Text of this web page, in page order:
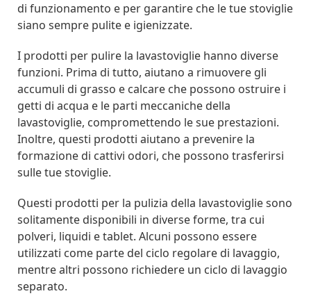
di funzionamento e per garantire che le tue stoviglie
siano sempre pulite e igienizzate.
I prodotti per pulire la lavastoviglie hanno diverse
funzioni. Prima di tutto, aiutano a rimuovere gli
accumuli di grasso e calcare che possono ostruire i
getti di acqua e le parti meccaniche della
lavastoviglie, compromettendo le sue prestazioni.
Inoltre, questi prodotti aiutano a prevenire la
formazione di cattivi odori, che possono trasferirsi
sulle tue stoviglie.
Questi prodotti per la pulizia della lavastoviglie sono
solitamente disponibili in diverse forme, tra cui
polveri, liquidi e tablet. Alcuni possono essere
utilizzati come parte del ciclo regolare di lavaggio,
mentre altri possono richiedere un ciclo di lavaggio
separato.